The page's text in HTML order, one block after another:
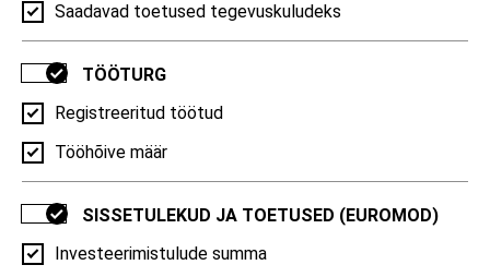
Saadavad toetused tegevuskuludeks
TÖÖTURG
Registreeritud töötud
Tööhõive määr
SISSETULEKUD JA TOETUSED (EUROMOD)
Investeerimistulude summa
Rahvaarv
Rahvaarv soo järgi | Mehed ja naised, 2026